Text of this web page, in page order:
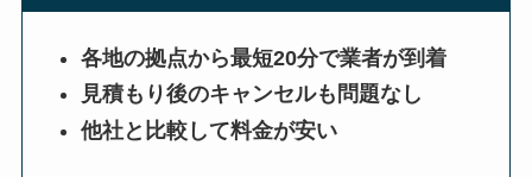
各地の拠点から最短20分で業者が到着
見積もり後のキャンセルも問題なし
他社と比較して料金が安い